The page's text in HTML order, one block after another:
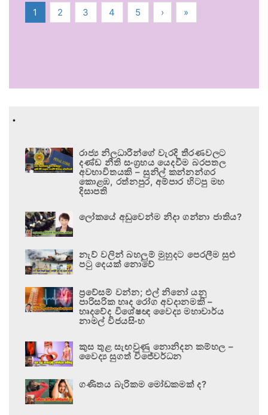
1 2 3 4 5 › »
.
රාජ්‍ය නිලධාරීන්ගේ වැරදි තීරණවලට
දණ්ඩ නීති සංග්‍රහය යෙදවීම බරපතල
අවභාවිතයකි – සුනිල් කන්නන්ගර
කොළඹ, රත්නපුර, අම්පාර හිටපු මහ
දිසාපති
ලෝකයේ අඩුවෙන්ම නිදා ගන්නා ජාතිය?
නැව් වලින් බහලුම් මුහුදට පෙරලීම සුළු
පටු දෙයක් නොවේ
ප්‍රවේසම් වන්න; එල් නිනෝ යනු
පාරිසරික හෘද රෝග අවදානමකි –
හෘදවේද විශේෂඥ වෛද්‍ය මහාචාර්ය
නාමල් විජයසිංහ
කුස තුළ සැඟවුණු නොනිදන කම්හල –
වෛද්‍ය සුගත් විජේවර්ධන
ගණිතය බැරිකම මෝඩකමක් ද?